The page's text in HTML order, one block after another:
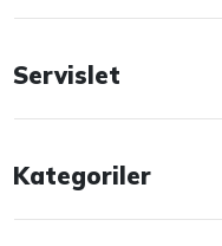
Servislet
Kategoriler